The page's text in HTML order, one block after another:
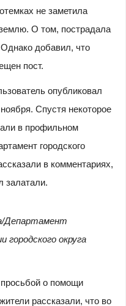
не заметила
О том, пострадала
добавил, что
пост.
опубликовал
Спустя некоторое
в профильном
городского
в комментариях,
залатали.
Департамент
городского округа
о помощи
рассказали, что во